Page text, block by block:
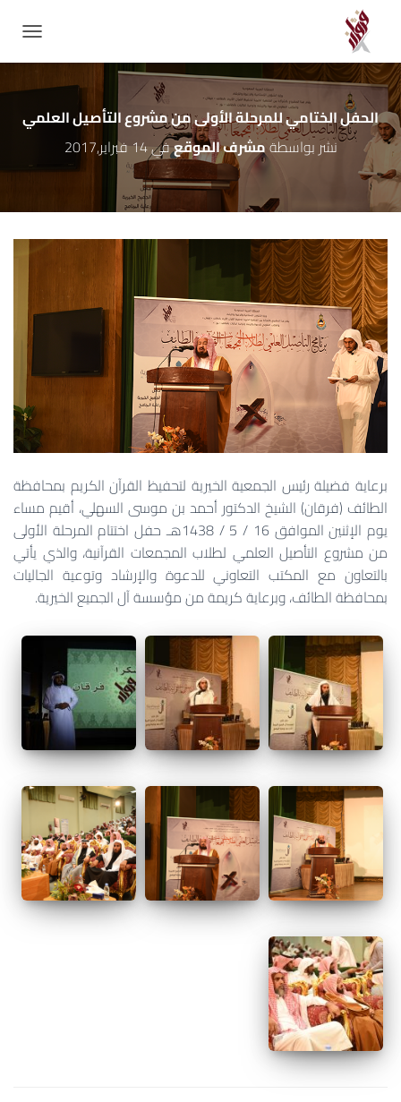
الحفل الختامي للمرحلة الأولى من مشروع التأصيل العلمي
نشر بواسطةمشرف الموقعفي14 فبراير,2017
برعاية فضيلة رئيس الجمعية الخيرية لتحفيظ القرآن الكريم بمحافظة
الطائف (فرقان) الشيخ الدكتور أحمد بن موسى السهلي، أقيم مساء
يوم الإثنين الموافق 16 / 5 / 1438هـ حفل اختتام المرحلة الأولى
من مشروع التأصيل العلمي لطلاب المجمعات القرآنية، والذي يأتي
بالتعاون مع المكتب التعاوني للدعوة والإرشاد وتوعية الجاليات
بمحافظة الطائف، وبرعاية كريمة من مؤسسة آل الجميع الخيرية.